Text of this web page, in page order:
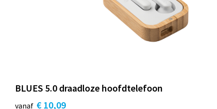
BLUES 5.0 draadloze hoofdtelefoon
vanaf € 10,09